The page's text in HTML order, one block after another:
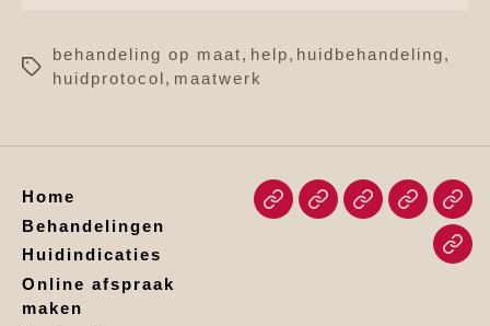
behandeling op maat, help, huidbehandeling,
huidprotocol, maatwerk
Home
Behandelingen
Huidindicaties
Online afspraak
maken